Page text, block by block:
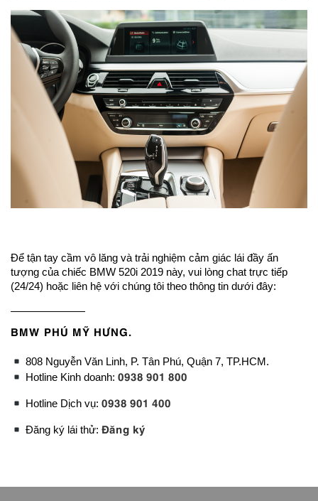
Để tận tay cầm vô lăng và trải nghiệm cảm giác lái đầy ấn
tượng của chiếc BMW 520i 2019 này, vui lòng chat trực tiếp
(24/24) hoặc liên hệ với chúng tôi theo thông tin dưới đây:
———————
BMW PHÚ MỸ HƯNG.
808 Nguyễn Văn Linh, P. Tân Phú, Quận 7, TP.HCM.
Hotline Kinh doanh:0938 901 800
Hotline Dịch vụ:0938 901 400
Đăng ký lái thử:Đăng ký